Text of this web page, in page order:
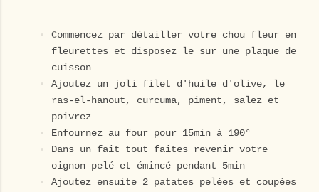
Commencez par détailler votre chou fleur en
fleurettes et disposez le sur une plaque de
cuisson
Ajoutez un joli filet d'huile d'olive, le
ras-el-hanout, curcuma, piment, salez et
poivrez
Enfournez au four pour 15min à 190°
Dans un fait tout faites revenir votre
oignon pelé et émincé pendant 5min
Ajoutez ensuite 2 patates pelées et coupées